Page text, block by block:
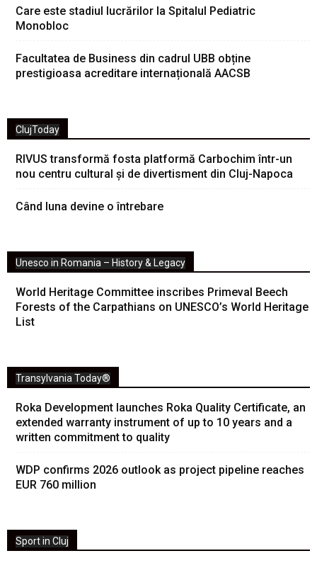
Care este stadiul lucrărilor la Spitalul Pediatric
Monobloc
Facultatea de Business din cadrul UBB obține
prestigioasa acreditare internațională AACSB
ClujToday
RIVUS transformă fosta platformă Carbochim într-un
nou centru cultural și de divertisment din Cluj-Napoca
Când luna devine o întrebare
Unesco in Romania – History & Legacy
World Heritage Committee inscribes Primeval Beech
Forests of the Carpathians on UNESCO’s World Heritage
List
Transylvania Today®
Roka Development launches Roka Quality Certificate, an
extended warranty instrument of up to 10 years and a
written commitment to quality
WDP confirms 2026 outlook as project pipeline reaches
EUR 760 million
Sport in Cluj